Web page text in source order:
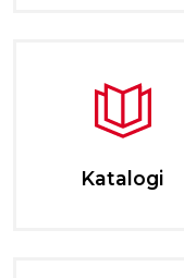
Katalogi